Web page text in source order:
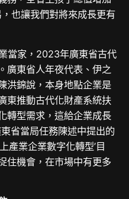
也讓我們對將來成長更有
當家，2023年廣東省古代
廣東省人年夜代表、伊之
洪錦說，本身地點企業是
東推動古代化財產系統扶
轉型需求，這給企業成長
省當局任務陳述中提出的
產業企業數字化轉型’目
住機會，在市場中有更多